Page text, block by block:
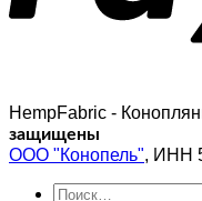
HempFabric -
защищены
ООО "Конопель", ИНН
Искать: